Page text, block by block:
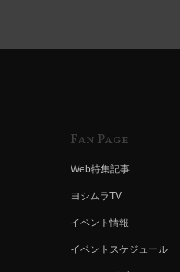
Fan Page
Web特集記事
ヨシムラTV
イベント情報
イベントスケジュール